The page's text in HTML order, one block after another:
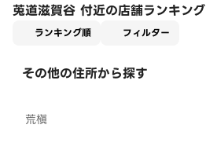
莵道滋賀谷 付近の店舗ランキング
ランキング順 フィルター
その他の住所から探す
荒槇